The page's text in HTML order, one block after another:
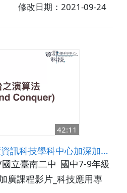
修改日期：2021-09-24
42:11
中心加深加廣課程影片_進階程式設計－分而治之
立臺南二中 國中7-9年級,高
廣課程影片_科技應用專